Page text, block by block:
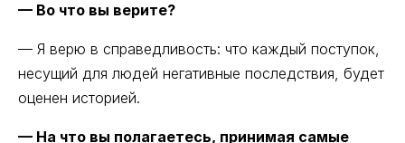
— Во что вы верите?
— Я верю в справедливость: что каждый поступок,
несущий для людей негативные последствия, будет
оценен историей.
— На что вы полагаетесь, принимая самые